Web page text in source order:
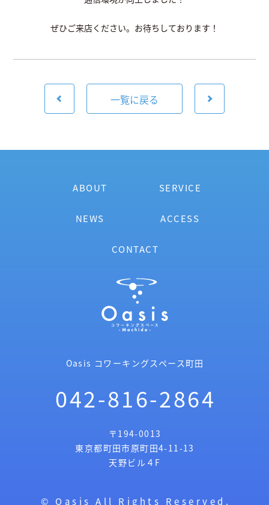
ぜひご来店ください。お待ちしております！
一覧に戻る
ABOUT SERVICE
NEWS ACCESS
CONTACT
Oasis コワーキングスペース町田
042-816-2864
〒194-0013
東京都町田市原町田4-11-13
天野ビル４F
© Oasis All Rights Reserved.